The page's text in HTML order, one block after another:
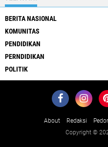
BERITA NASIONAL
KOMUNITAS
PENDIDIKAN
PERNDIDIKAN
POLITIK
About Redaksi
Copyright ©